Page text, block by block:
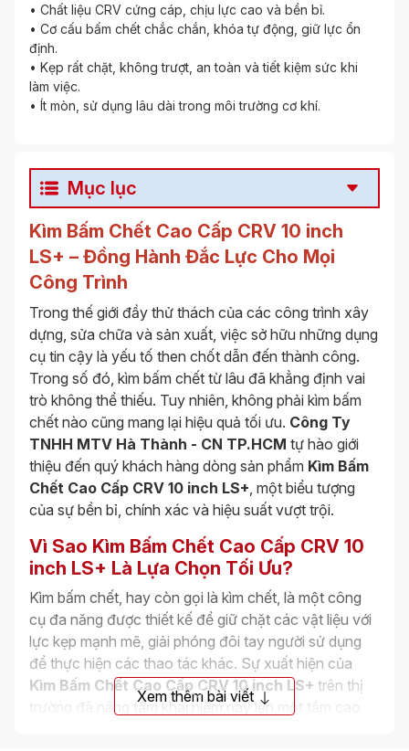
• Chất liệu CRV cứng cáp, chịu lực cao và bền bỉ.
• Cơ cấu bấm chết chắc chắn, khóa tự động, giữ lực ổn
định.
• Kẹp rất chặt, không trượt, an toàn và tiết kiệm sức khi
làm việc.
• Ít mòn, sử dụng lâu dài trong môi trường cơ khí.
Mục lục
Kìm Bấm Chết Cao Cấp CRV 10 inch
LS+ – Đồng Hành Đắc Lực Cho Mọi
Công Trình
Trong thế giới đầy thử thách của các công trình xây
dựng, sửa chữa và sản xuất, việc sở hữu những dụng
cụ tin cậy là yếu tố then chốt dẫn đến thành công.
Trong số đó, kìm bấm chết từ lâu đã khẳng định vai
trò không thể thiếu. Tuy nhiên, không phải kìm bấm
chết nào cũng mang lại hiệu quả tối ưu. Công Ty
TNHH MTV Hà Thành - CN TP.HCM tự hào giới
thiệu đến quý khách hàng dòng sản phẩm Kìm Bấm
Chết Cao Cấp CRV 10 inch LS+, một biểu tượng
của sự bền bỉ, chính xác và hiệu suất vượt trội.
Vì Sao Kìm Bấm Chết Cao Cấp CRV 10
inch LS+ Là Lựa Chọn Tối Ưu?
Kìm bấm chết, hay còn gọi là kìm chết, là một công
cụ đa năng được thiết kế để giữ chặt các vật liệu với
lực kẹp mạnh mẽ, giải phóng đôi tay người sử dụng
để thực hiện các thao tác khác. Sự xuất hiện của
Kìm Bấm Chết Cao Cấp CRV 10 inch LS+ trên thị
trường đã nâng tầm khái niệm này lên một tầm cao
Xem thêm bài viết